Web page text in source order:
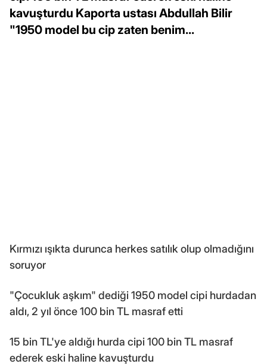
kavuşturdu Kaporta ustası Abdullah Bilir
"1950 model bu cip zaten benim...
Kırmızı ışıkta durunca herkes satılık olup olmadığını
soruyor
"Çocukluk aşkım" dediği 1950 model cipi hurdadan
aldı, 2 yıl önce 100 bin TL masraf etti
15 bin TL'ye aldığı hurda cipi 100 bin TL masraf
ederek eski haline kavuşturdu